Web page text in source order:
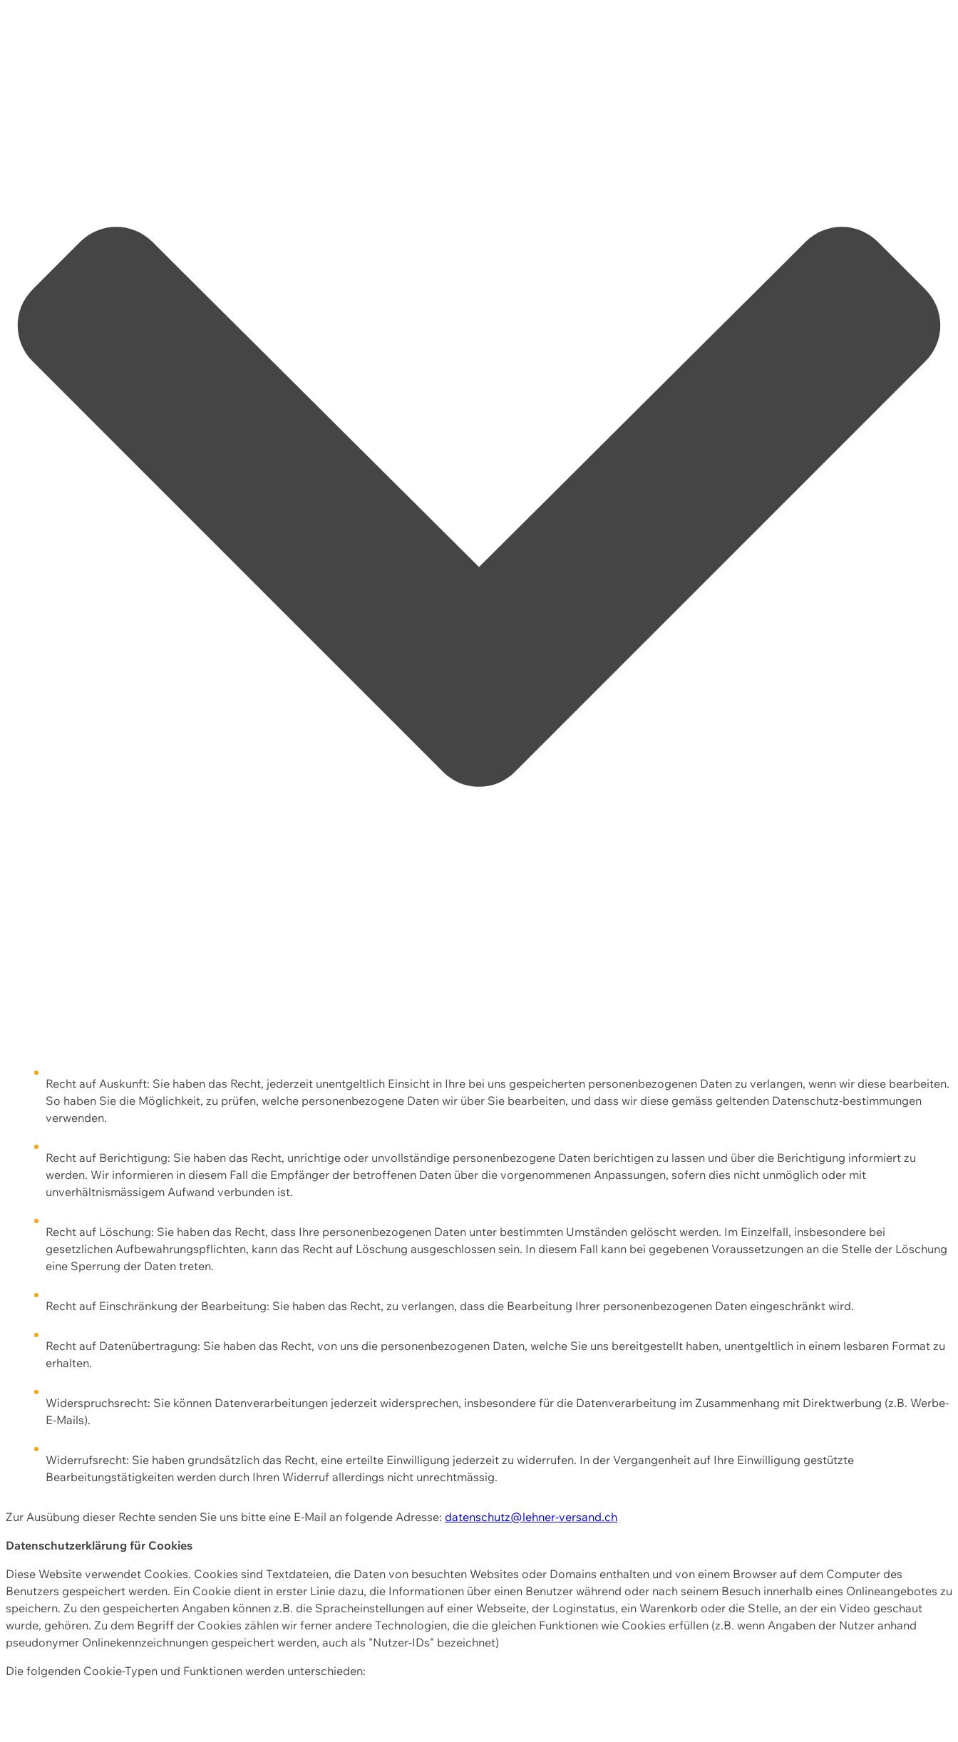
Recht auf Auskunft: Sie haben das Recht, jederzeit unentgeltlich Einsicht in Ihre bei uns gespeicherten personenbezogenen Daten zu verlangen, wenn wir diese bearbeiten.
So haben Sie die Möglichkeit, zu prüfen, welche personenbezogene Daten wir über Sie bearbeiten, und dass wir diese gemäss geltenden Datenschutz-bestimmungen
verwenden.
Recht auf Berichtigung: Sie haben das Recht, unrichtige oder unvollständige personenbezogene Daten berichtigen zu lassen und über die Berichtigung informiert zu
werden. Wir informieren in diesem Fall die Empfänger der betroffenen Daten über die vorgenommenen Anpassungen, sofern dies nicht unmöglich oder mit
unverhältnismässigem Aufwand verbunden ist.
Recht auf Löschung: Sie haben das Recht, dass Ihre personenbezogenen Daten unter bestimmten Umständen gelöscht werden. Im Einzelfall, insbesondere bei
gesetzlichen Aufbewahrungspflichten, kann das Recht auf Löschung ausgeschlossen sein. In diesem Fall kann bei gegebenen Voraussetzungen an die Stelle der Löschung
eine Sperrung der Daten treten.
Recht auf Einschränkung der Bearbeitung: Sie haben das Recht, zu verlangen, dass die Bearbeitung Ihrer personenbezogenen Daten eingeschränkt wird.
Recht auf Datenübertragung: Sie haben das Recht, von uns die personenbezogenen Daten, welche Sie uns bereitgestellt haben, unentgeltlich in einem lesbaren Format zu
erhalten.
Widerspruchsrecht: Sie können Datenverarbeitungen jederzeit widersprechen, insbesondere für die Datenverarbeitung im Zusammenhang mit Direktwerbung (z.B. Werbe-
E-Mails).
Widerrufsrecht: Sie haben grundsätzlich das Recht, eine erteilte Einwilligung jederzeit zu widerrufen. In der Vergangenheit auf Ihre Einwilligung gestützte
Bearbeitungstätigkeiten werden durch Ihren Widerruf allerdings nicht unrechtmässig.
Zur Ausübung dieser Rechte senden Sie uns bitte eine E-Mail an folgende Adresse: datenschutz@lehner-versand.ch
Datenschutzerklärung für Cookies
Diese Website verwendet Cookies. Cookies sind Textdateien, die Daten von besuchten Websites oder Domains enthalten und von einem Browser auf dem Computer des
Benutzers gespeichert werden. Ein Cookie dient in erster Linie dazu, die Informationen über einen Benutzer während oder nach seinem Besuch innerhalb eines Onlineangebotes zu
speichern. Zu den gespeicherten Angaben können z.B. die Spracheinstellungen auf einer Webseite, der Loginstatus, ein Warenkorb oder die Stelle, an der ein Video geschaut
wurde, gehören. Zu dem Begriff der Cookies zählen wir ferner andere Technologien, die die gleichen Funktionen wie Cookies erfüllen (z.B. wenn Angaben der Nutzer anhand
pseudonymer Onlinekennzeichnungen gespeichert werden, auch als "Nutzer-IDs" bezeichnet)
Die folgenden Cookie-Typen und Funktionen werden unterschieden: